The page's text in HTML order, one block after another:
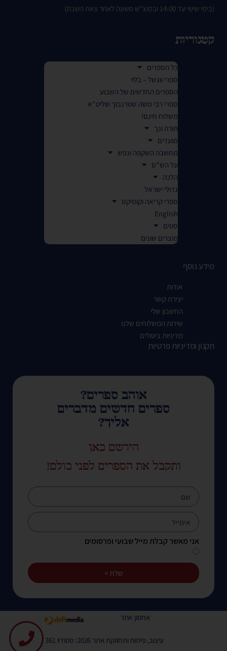
(בימי שישי עד 14:00 ובמוצ"ש משעה לאחר צאת השבת)
קטגוריות
כל הספרים
ספרי ווגשל – בלוי
הספרים החדשים של השבוע
ספרי רבי משה שטרנבוך שליט"א
משלוח חינם!
תורה ונך
מועדים
מחשבה השקפה ונפש
על הש"ס
הלכה
גדולי ישראל
ספרי קריאה וקומיקס
English
סטים
מוצרים שונים
מידע נוסף
אודות
יצירת קשר
החשבון שלי
שירות המשלוחים שלנו
מדיניות ביטולים
תקנון ומדיניות פרטיות
אוהב ספרים?
ספרים חדשים מדברים
אליך?
הירשם כאן
ותקבל את הספרים לפני כולם!
אני מאשר קבלת מייל שבועי ופרסומים
שלח >
אחסון אתר
עיצוב, פיתוח ותחזוקת אתר 2026: סטודיו 361